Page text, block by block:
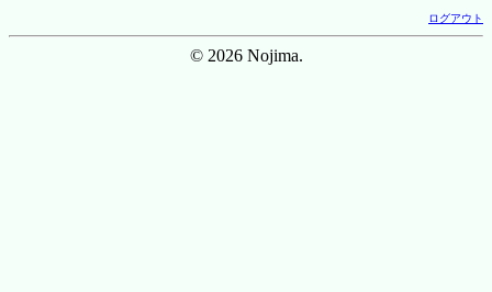
ログアウト
© 2026 Nojima.